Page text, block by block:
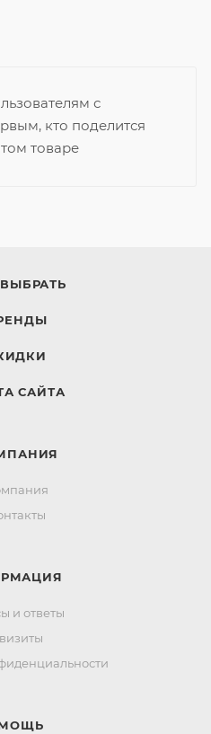
с
кто поделится
товаре
САЙТА
и ответы